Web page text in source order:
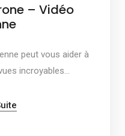
– Vidéo
peut vous aider à
incroyables…